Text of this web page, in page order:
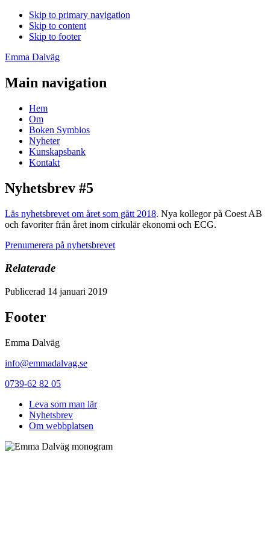
Skip to primary navigation
Skip to content
Skip to footer
Emma Dalväg
Main navigation
Hem
Om
Boken Symbios
Nyheter
Kunskapsbank
Kontakt
Nyhetsbrev #5
Läs nyhetsbrevet om året som gått 2018. Nya kollegor på Coest AB
och favoriter från året inom cirkulär ekonomi och ECG.
Prenumerera på nyhetsbrevet
Relaterade
Publicerad 14 januari 2019
Footer
Emma Dalväg
info@emmadalvag.se
0739-62 82 05
Leva som man lär
Nyhetsbrev
Om webbplatsen